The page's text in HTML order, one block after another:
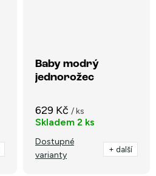
Baby modrý
jednorožec
629 Kč / ks
Skladem 2 ks
Dostupné
varianty
+ další